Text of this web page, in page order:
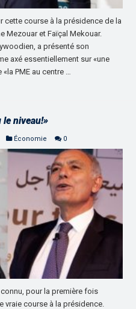
cette course à la présidence de la
Mezouar et Faïçal Mekouar.
a présenté son
axé essentiellement sur «une
PME au centre …
le niveau!»
Économie 0
pour la première fois
vraie course à la présidence.